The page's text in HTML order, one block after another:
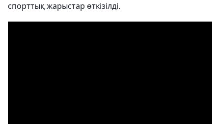
спорттық жарыстар өткізілді.